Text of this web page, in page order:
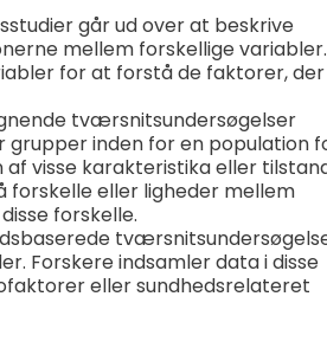
går ud over at beskrive
mellem forskellige variabler.
for at forstå de faktorer, der
tværsnitsundersøgelser
grupper inden for en population
visse karakteristika eller
eller ligheder mellem
forskelle.
Forskere indsamler data i disse
eller sundhedsrelateret